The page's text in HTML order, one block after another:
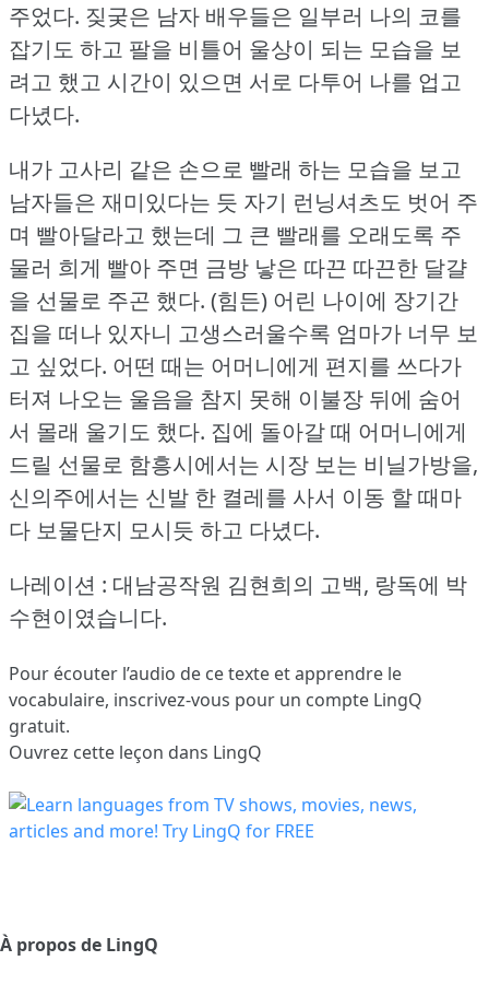
주었다. 짖궂은 남자 배우들은 일부러 나의 코를
잡기도 하고 팔을 비틀어 울상이 되는 모습을 보
려고 했고 시간이 있으면 서로 다투어 나를 업고
다녔다.
내가 고사리 같은 손으로 빨래 하는 모습을 보고
남자들은 재미있다는 듯 자기 런닝셔츠도 벗어 주
며 빨아달라고 했는데 그 큰 빨래를 오래도록 주
물러 희게 빨아 주면 금방 낳은 따끈 따끈한 달걀
을 선물로 주곤 했다. (힘든) 어린 나이에 장기간
집을 떠나 있자니 고생스러울수록 엄마가 너무 보
고 싶었다. 어떤 때는 어머니에게 편지를 쓰다가
터져 나오는 울음을 참지 못해 이불장 뒤에 숨어
서 몰래 울기도 했다. 집에 돌아갈 때 어머니에게
드릴 선물로 함흥시에서는 시장 보는 비닐가방을,
신의주에서는 신발 한 켤레를 사서 이동 할 때마
다 보물단지 모시듯 하고 다녔다.
나레이션 : 대남공작원 김현희의 고백, 랑독에 박
수현이였습니다.
Pour écouter l’audio de ce texte et apprendre le
vocabulaire, inscrivez-vous pour un compte LingQ
gratuit.
Ouvrez cette leçon dans LingQ
À propos de LingQ